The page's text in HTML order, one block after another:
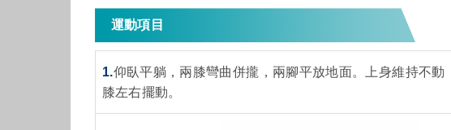
運動項目
1.仰臥平躺，兩膝彎曲併攏，兩腳平放地面。上身維持不動
膝左右擺動。